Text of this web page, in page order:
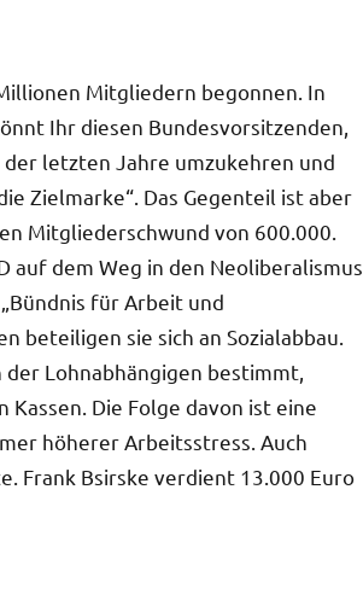
Mitgliedern begonnen. In
Ihr diesen Bundesvorsitzenden,
letzten Jahre umzukehren und
Zielmarke“. Das Gegenteil ist aber
Mitgliederschwund von 600.000.
auf dem Weg in den Neoliberalismus
für Arbeit und
beteiligen sie sich an Sozialabbau.
Lohnabhängigen bestimmt,
Die Folge davon ist eine
höherer Arbeitsstress. Auch
Frank Bsirske verdient 13.000 Euro